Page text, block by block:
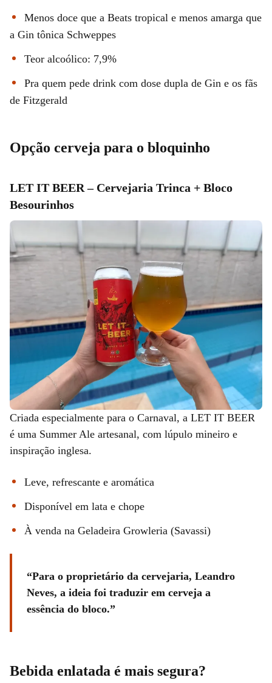
Menos doce que a Beats tropical e menos amarga que
a Gin tônica Schweppes
Teor alcoólico: 7,9%
Pra quem pede drink com dose dupla de Gin e os fãs
de Fitzgerald
Opção cerveja para o bloquinho
LET IT BEER – Cervejaria Trinca + Bloco
Besourinhos
Criada especialmente para o Carnaval, a LET IT BEER
é uma Summer Ale artesanal, com lúpulo mineiro e
inspiração inglesa.
Leve, refrescante e aromática
Disponível em lata e chope
À venda na Geladeira Growleria (Savassi)
Para o proprietário da cervejaria, Leandro
Neves, a ideia foi traduzir em cerveja a
essência do bloco.
Bebida enlatada é mais segura?